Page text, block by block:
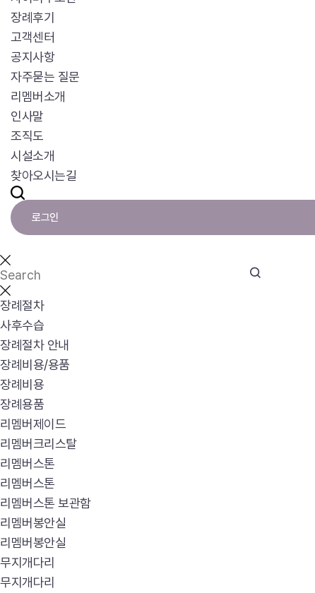
장례후기
고객센터
공지사항
자주묻는 질문
리멤버소개
인사말
조직도
시설소개
찾아오시는길
로그인
장례절차
사후수습
장례절차 안내
장례비용/용품
장례비용
장례용품
리멤버제이드
리멤버크리스탈
리멤버스톤
리멤버스톤
리멤버스톤 보관함
리멤버봉안실
리멤버봉안실
무지개다리
무지개다리